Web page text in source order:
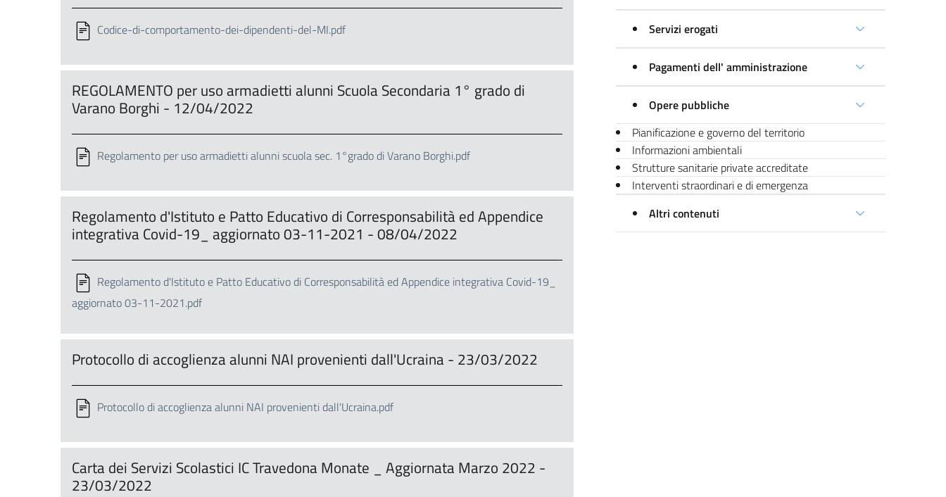
Codice-di-comportamento-dei-dipendenti-del-MI.pdf
REGOLAMENTO per uso armadietti alunni Scuola Secondaria 1° grado di
Varano Borghi - 12/04/2022
Regolamento per uso armadietti alunni scuola sec. 1°grado di Varano Borghi.pdf
Regolamento d'Istituto e Patto Educativo di Corresponsabilità ed Appendice
integrativa Covid-19_ aggiornato 03-11-2021 - 08/04/2022
Regolamento d'Istituto e Patto Educativo di Corresponsabilità ed Appendice integrativa Covid-19_
aggiornato 03-11-2021.pdf
Protocollo di accoglienza alunni NAI provenienti dall'Ucraina - 23/03/2022
Protocollo di accoglienza alunni NAI provenienti dall'Ucraina.pdf
Carta dei Servizi Scolastici IC Travedona Monate _ Aggiornata Marzo 2022 -
23/03/2022
Servizi erogati
Pagamenti dell' amministrazione
Opere pubbliche
Pianificazione e governo del territorio
Informazioni ambientali
Strutture sanitarie private accreditate
Interventi straordinari e di emergenza
Altri contenuti